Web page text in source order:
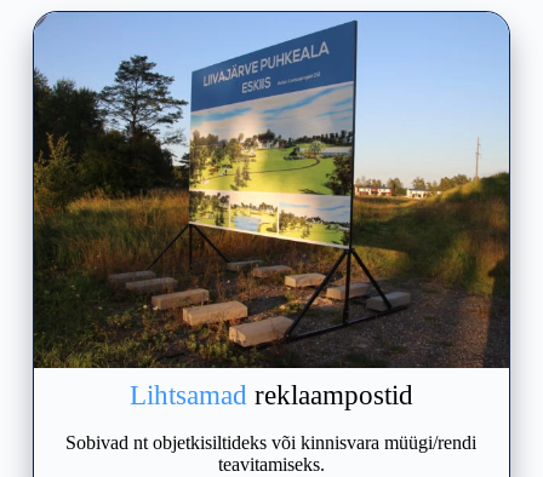
Lihtsamad reklaampostid
Sobivad nt objetkisiltideks või kinnisvara müügi/rendi
teavitamiseks.